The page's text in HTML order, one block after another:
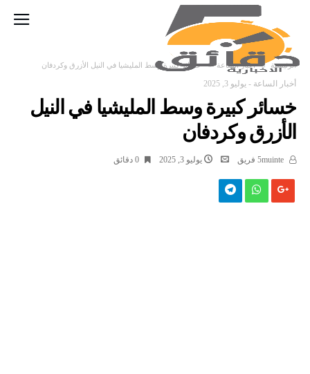
‫الرئيسية‬ أخبار الساعة خسائر كبيرة وسط المليشيا في النيل الأزرق وكردفان
أخبار الساعة - يوليو 3, 2025
خسائر كبيرة وسط المليشيا في النيل
الأزرق وكردفان
يوليو 3, 2025 0 ‫دقائق‬